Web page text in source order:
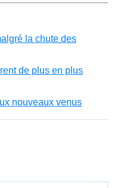
la chute des
de plus en plus
nouveaux venus